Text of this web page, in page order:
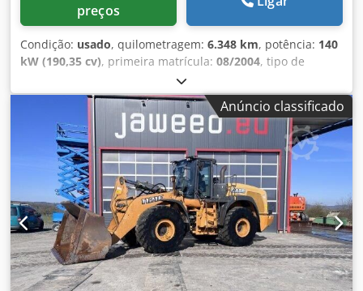
preços
Condição: usado, quilometragem: 6.348 km, potência: 140
kW (190,35 cv), primeira matrícula: 08/2004, tipo de
, Ano de fabrico:
Modelo: MXM190 / Aspirador Samson 8000 L Ano: 2004
Condição: Boa Número de série: ACM231045 Ref. nr.: 8084
Data de registo: Potência: 190 cv Horas: 6348 Transmissão:
Powershift total 19+6 Depósito de diesel: 1 Capacidade do
tanque: 400 L Dodpsynq Dbsfx Aixokr Rádio: ? Assento
pneumático: ? Freio a disco: Freio em banho de óleo
Dimensão do pneu: 600/65R25 + 650/75R38 - 520/70R34
Porcentagem de borracha restante: 60% 90% - 40% Caixa
de ferramentas: ? Sistema hidráulico: ? Fabricante do
tanque: Samson Capacidade do tanque: 8000 L Bomba de
alta pressão: 2 x HPP Capacidade alta pressão: 122 l/min -
130 bar Bomba de vácuo: Samson Controle remoto: ?
Anúncio classificado